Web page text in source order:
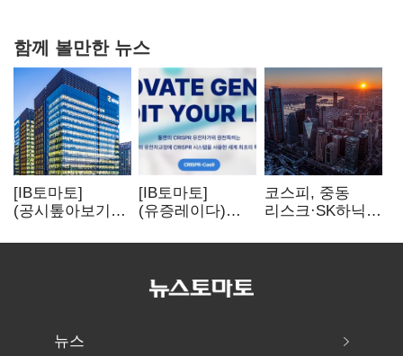
함께 볼만한 뉴스
[IB토마토]
(공시톺아보기)
바로 매출로
[IB토마토]
(유증레이다)
3분의 1 토막…
비용부터 챙긴다
코스피, 중동
리스크·SK하닉
뒷걸음
뉴스